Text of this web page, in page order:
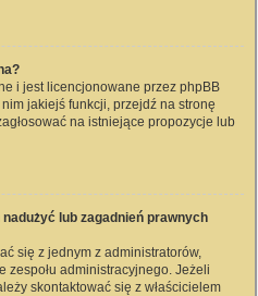
i jest licencjonowane przez phpBB
jakiejś funkcji, przejdź na stronę
na istniejące propozycje lub
lub zagadnień prawnych
się z jednym z administratorów,
zespołu administracyjnego. Jeżeli
skontaktować się z właścicielem